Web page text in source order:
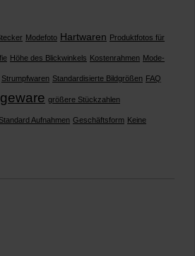
Modefoto Hartwaren Produktfotos für
Höhe des Blickwinkels Kostenrahmen Mode-
Strumpfwaren Standardisierte Bildgrößen FAQ
größere Stückzahlen
Standard Aufnahmen Geschäftsform Keine